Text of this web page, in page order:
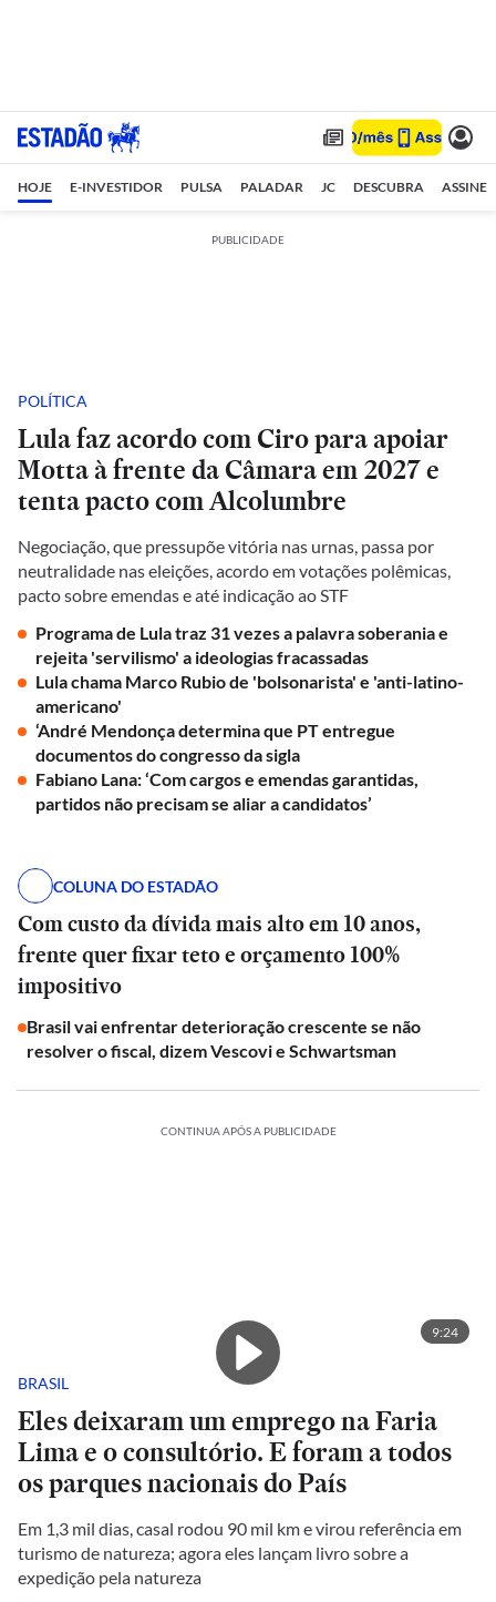
HOJE E-INVESTIDOR PULSA PALADAR JC DESCUBRA ASSINE
PUBLICIDADE
POLÍTICA
Lula faz acordo com Ciro para apoiar
Motta à frente da Câmara em 2027 e
tenta pacto com Alcolumbre
Negociação, que pressupõe vitória nas urnas, passa por
neutralidade nas eleições, acordo em votações polêmicas,
pacto sobre emendas e até indicação ao STF
Programa de Lula traz 31 vezes a palavra soberania e
rejeita 'servilismo' a ideologias fracassadas
Lula chama Marco Rubio de 'bolsonarista' e 'anti-latino-
americano'
‘André Mendonça determina que PT entregue
documentos do congresso da sigla
Fabiano Lana: ‘Com cargos e emendas garantidas,
partidos não precisam se aliar a candidatos’
COLUNA DO ESTADÃO
Com custo da dívida mais alto em 10 anos,
frente quer fixar teto e orçamento 100%
impositivo
Brasil vai enfrentar deterioração crescente se não
resolver o fiscal, dizem Vescovi e Schwartsman
CONTINUA APÓS A PUBLICIDADE
9:24
BRASIL
Eles deixaram um emprego na Faria
Lima e o consultório. E foram a todos
os parques nacionais do País
Em 1,3 mil dias, casal rodou 90 mil km e virou referência em
turismo de natureza; agora eles lançam livro sobre a
expedição pela natureza